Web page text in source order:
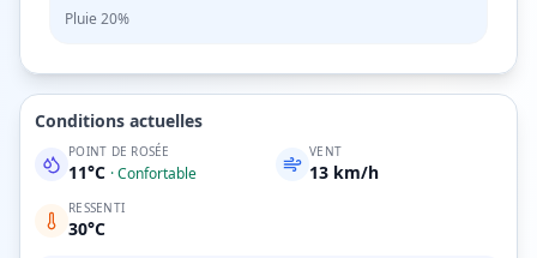
Pluie 20%
Conditions actuelles
POINT DE ROSÉE
11°C ·Confortable
VENT
13 km/h
RESSENTI
30°C